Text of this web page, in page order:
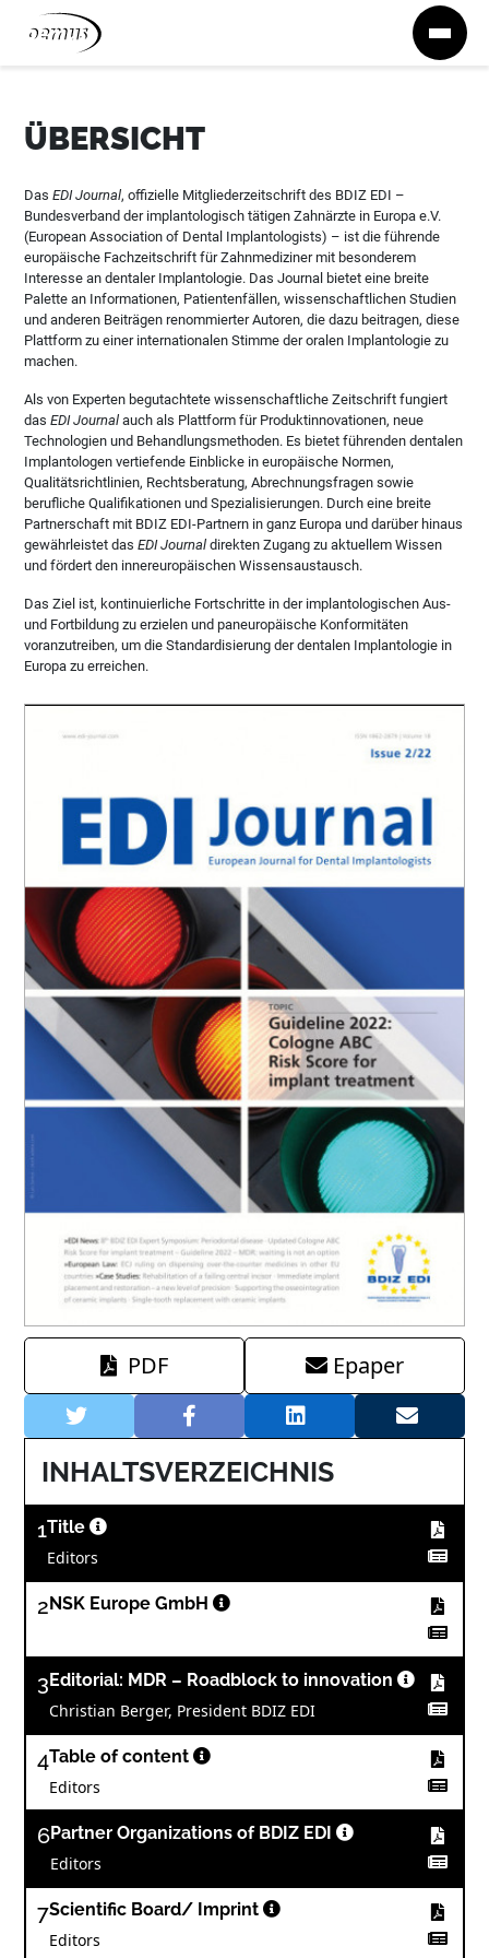
Zum Inhalt springen
ÜBERSICHT
DasEDI Journal, offizielle Mitgliederzeitschrift des BDIZ EDI –
Bundesverband der implantologisch tätigen Zahnärzte in Europa e.V.
(European Association of Dental Implantologists) – ist die führende
europäische Fachzeitschrift für Zahnmediziner mit besonderem
Interesse an dentaler Implantologie. Das Journal bietet eine breite
Palette an Informationen, Patientenfällen, wissenschaftlichen Studien
und anderen Beiträgen renommierter Autoren, die dazu beitragen, diese
Plattform zu einer internationalen Stimme der oralen Implantologie zu
machen.
Als von Experten begutachtete wissenschaftliche Zeitschrift fungiert
dasEDI Journal auch als Plattform für Produktinnovationen, neue
Technologien und Behandlungsmethoden. Es bietet führenden dentalen
Implantologen vertiefende Einblicke in europäische Normen,
Qualitätsrichtlinien, Rechtsberatung, Abrechnungsfragen sowie
berufliche Qualifikationen und Spezialisierungen. Durch eine breite
Partnerschaft mit BDIZ EDI-Partnern in ganz Europa und darüber hinaus
gewährleistet dasEDI Journal direkten Zugang zu aktuellem Wissen
und fördert den innereuropäischen Wissensaustausch.
Das Ziel ist, kontinuierliche Fortschritte in der implantologischen Aus-
und Fortbildung zu erzielen und paneuropäische Konformitäten
voranzutreiben, um die Standardisierung der dentalen Implantologie in
Europa zu erreichen.
PDF Epaper
INHALTSVERZEICHNIS
1Title
Editors
2 NSK Europe GmbH
3 Editorial: MDR – Roadblock to innovation
Christian Berger, President BDIZ EDI
4Table of content
Editors
6Partner Organizations of BDIZ EDI
Editors
7Scientific Board/ Imprint
Editors